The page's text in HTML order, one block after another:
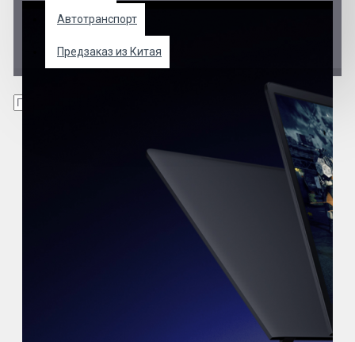
Автотранспорт
Предзаказ из Китая